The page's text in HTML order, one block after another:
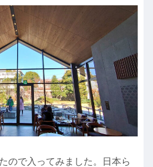
ので入ってみました。日本ら